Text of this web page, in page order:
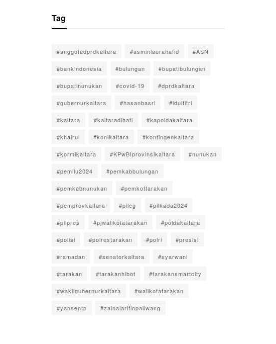
Tag
#anggotadprdkaltara #asminlaurahafid #ASN
#bankindonesia #bulungan #bupatibulungan
#bupatinunukan #covid-19 #dprdkaltara
#gubernurkaltara #hasanbasri #idulfitri
#kaltara #kaltaradihati #kapoldakaltara
#khairul #konikaltara #kontingenkaltara
#kormikaltara #KPwBIprovinsikaltara #nunukan
#pemilu2024 #pemkabbulungan
#pemkabnunukan #pemkottarakan
#pemprovkaltara #pileg #pilkada2024
#pilpres #pjwalikotatarakan #poldakaltara
#polisi #polrestarakan #polri #presisi
#ramadan #senatorkaltara #syarwani
#tarakan #tarakanhibot #tarakansmartcity
#wakilgubernurkaltara #walikotatarakan
#yansentp #zainalarifinpaliwang